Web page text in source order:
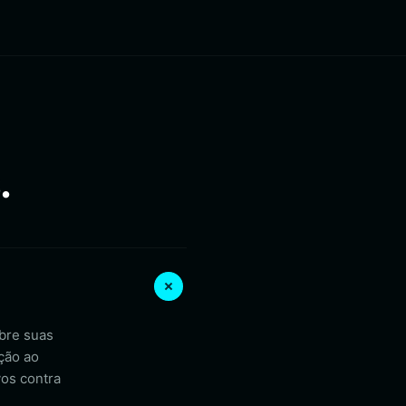
suas
ao
contra